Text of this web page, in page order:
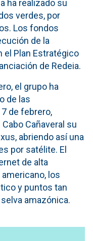
ha realizado su
verdes, por
Los fondos
de la
el Plan Estratégico
de Redeia.
el grupo ha
de las
de febrero,
Cañaveral su
abriendo así una
por satélite. El
de alta
los
y puntos tan
amazónica.